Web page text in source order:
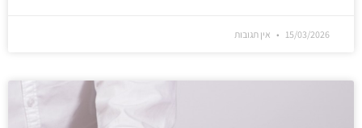
15/03/2026 אין תגובות